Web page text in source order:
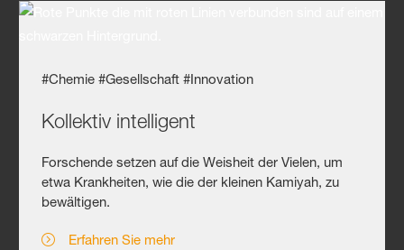
#Chemie #Gesellschaft #Innovation
Kollektiv intelligent
Forschende setzen auf die Weisheit der Vielen, um
etwa Krankheiten, wie die der kleinen Kamiyah, zu
bewältigen.
Erfahren Sie mehr